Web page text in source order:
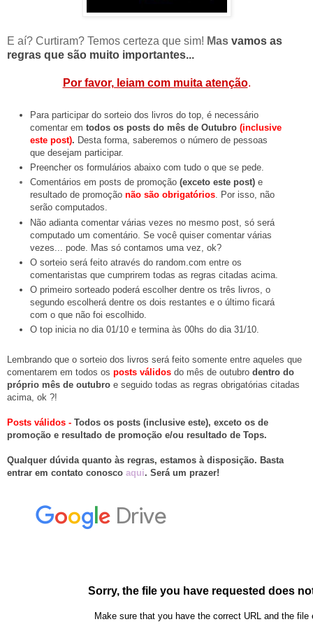
E aí? Curtiram? Temos certeza que sim! Mas vamos as
regras que são muito importantes...
Por favor, leiam com muita atenção.
Para participar do sorteio dos livros do top, é necessário
comentar em todos os posts do mês de Outubro (inclusive
este post). Desta forma, saberemos o número de pessoas
que desejam participar.
Preencher os formulários abaixo com tudo o que se pede.
Comentários em posts de promoção (exceto este post)e
resultado de promoção não são obrigatórios. Por isso, não
serão computados.
Não adianta comentar várias vezes no mesmo post, só será
computado um comentário. Se você quiser comentar várias
vezes... pode. Mas só contamos uma vez, ok?
O sorteio será feito através do random.com entre os
comentaristas que cumprirem todas as regras citadas acima.
O primeiro sorteado poderá escolher dentre os três livros, o
segundo escolherá dentre os dois restantes e o último ficará
com o que não foi escolhido.
O top inicia no dia 01/10 e termina às 00hs do dia 31/10.
Lembrando que o sorteio dos livros será feito somente entre aqueles que
comentarem em todos os posts válidos do mês de outubro dentro do
próprio mês de outubro e seguido todas as regras obrigatórias citadas
acima, ok ?!
Posts válidos - Todos os posts (inclusive este), exceto os de
promoção e resultado de promoção e/ou resultado de Tops.
Qualquer dúvida quanto às regras, estamos à disposição. Basta
entrar em contato conosco aqui. Será um prazer!